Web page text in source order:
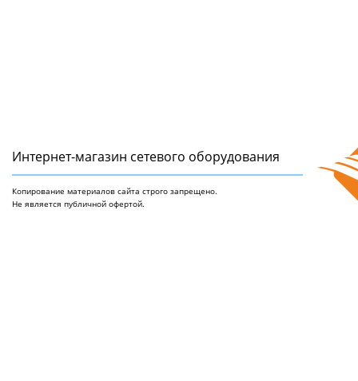
Интернет-магазин сетeвого оборудования
Копирование материалов сайта строго запрещено.
Не является публичной офертой.